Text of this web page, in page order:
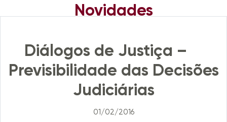
Novidades
Imprensa
Diálogos de Justiça –
Previsibilidade das Decisões
Judiciárias
01/02/2016